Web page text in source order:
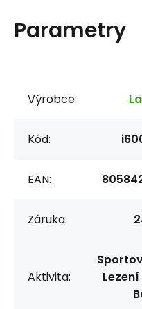
Parametry
Výrobce:
Kód:
EAN:
Záruka:
Aktivita: